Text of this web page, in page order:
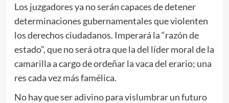
Los juzgadores ya no serán capaces de detener
determinaciones gubernamentales que violenten
los derechos ciudadanos. Imperará la “razón de
estado”, que no será otra que la del líder moral de la
camarilla a cargo de ordeñar la vaca del erario; una
res cada vez más famélica.
No hay que ser adivino para vislumbrar un futuro